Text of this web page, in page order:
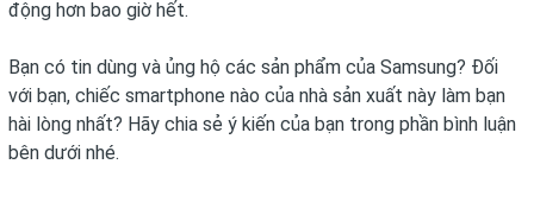
động hơn bao giờ hết.
Bạn có tin dùng và ủng hộ các sản phẩm của Samsung? Đối
với bạn, chiếc smartphone nào của nhà sản xuất này làm bạn
hài lòng nhất? Hãy chia sẻ ý kiến của bạn trong phần bình luận
bên dưới nhé.